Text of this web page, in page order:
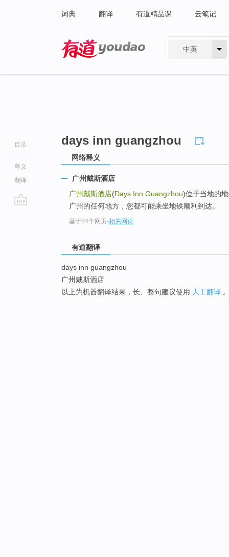
词典 翻译 有道精品课 云笔记
中英
目录
释义
翻译
days inn guangzhou
网络释义
广州戴斯酒店
广州戴斯酒店(Days Inn Guangzhou)位于当地的
广州的任何地方，您都可能乘坐地铁顺利到达。
基于84个网页-相关网页
有道翻译
days inn guangzhou
广州戴斯酒店
以上为机器翻译结果，长、整句建议使用 人工翻译